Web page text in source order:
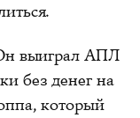
выиграл АПЛ
без денег на
который